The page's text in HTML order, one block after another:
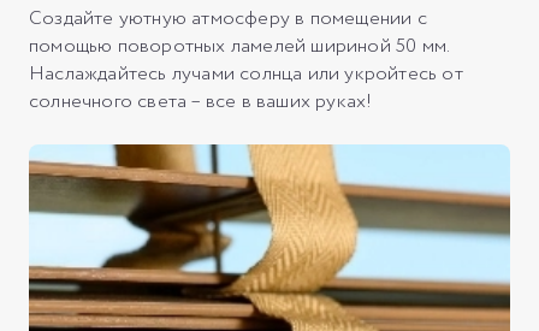
Создайте уютную атмосферу в помещении с
помощью поворотных ламелей шириной 50 мм.
Наслаждайтесь лучами солнца или укройтесь от
солнечного света – все в ваших руках!